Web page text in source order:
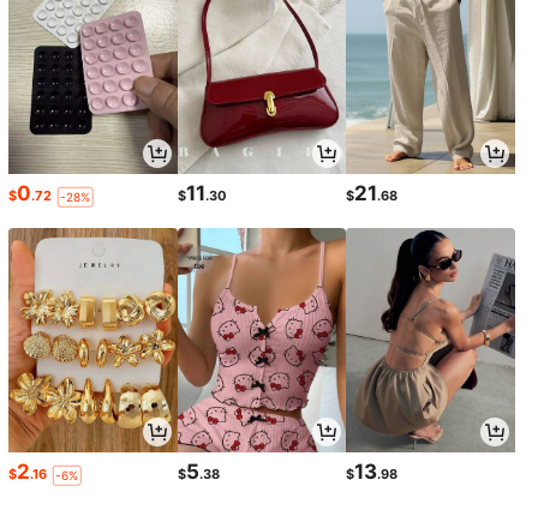
$0.72 -28% $11.30 $21.68
$2.16 -6% $5.38 $13.98